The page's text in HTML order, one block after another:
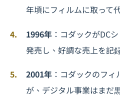
年頃にフィルムに取って
1996年 ：コダックがDC
発売し、好調な売上を記
2001年 ：コダックのフ
が、デジタル事業はまだ